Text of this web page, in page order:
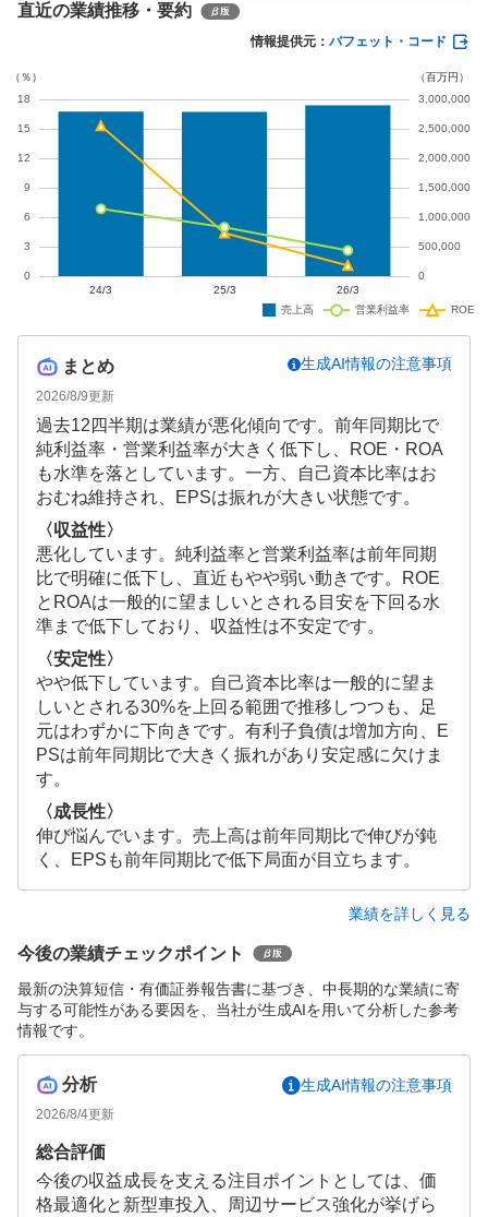
101.3%増の97億円と大幅に改善。通期予想は売上高
3兆2,600億円、営業利益900億円を見込んでいます。
直近の業績推移・要約
情報提供元： バフェット・コード
まとめ
2026/8/9更新
生成AI情報の注意事項
過去12四半期は業績が悪化傾向です。前年同期比で
純利益率・営業利益率が大きく低下し、ROE・ROA
も水準を落としています。一方、自己資本比率はお
おむね維持され、EPSは振れが大きい状態です。
〈収益性〉
悪化しています。純利益率と営業利益率は前年同期
比で明確に低下し、直近もやや弱い動きです。ROE
とROAは一般的に望ましいとされる目安を下回る水
準まで低下しており、収益性は不安定です。
〈安定性〉
やや低下しています。自己資本比率は一般的に望ま
しいとされる30%を上回る範囲で推移しつつも、足
元はわずかに下向きです。有利子負債は増加方向、E
PSは前年同期比で大きく振れがあり安定感に欠けま
す。
〈成長性〉
伸び悩んでいます。売上高は前年同期比で伸びが鈍
く、EPSも前年同期比で低下局面が目立ちます。
業績を詳しく見る
今後の業績チェックポイント
最新の決算短信・有価証券報告書に基づき、中長期的な業績に寄
与する可能性がある要因を、当社が生成AIを用いて分析した参考
情報です。
分析 生成AI情報の注意事項
2026/8/4更新
総合評価
今後の収益成長を支える注目ポイントとしては、価
格最適化と新型車投入、周辺サービス強化が挙げら